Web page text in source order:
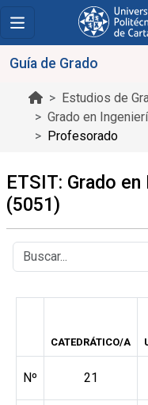
Estudios de
Grado en
Profesorado
Guía de Grado
ETSIT: Grado
(5051)
CATEDRÁTICO/A
Nº 21